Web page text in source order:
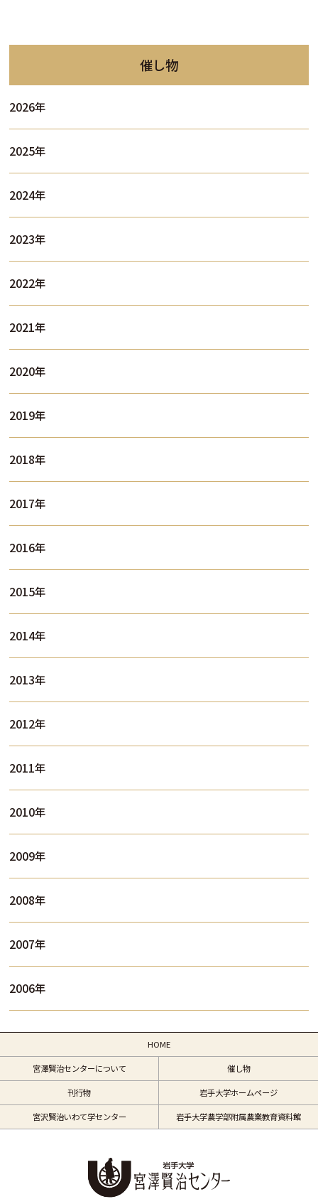
催し物
2026年
2025年
2024年
2023年
2022年
2021年
2020年
2019年
2018年
2017年
2016年
2015年
2014年
2013年
2012年
2011年
2010年
2009年
2008年
2007年
2006年
HOME
宮澤賢治センターについて 催し物
刊行物 岩手大学ホームページ
宮沢賢治いわて学センター 岩手大学農学部附属農業教育資料館